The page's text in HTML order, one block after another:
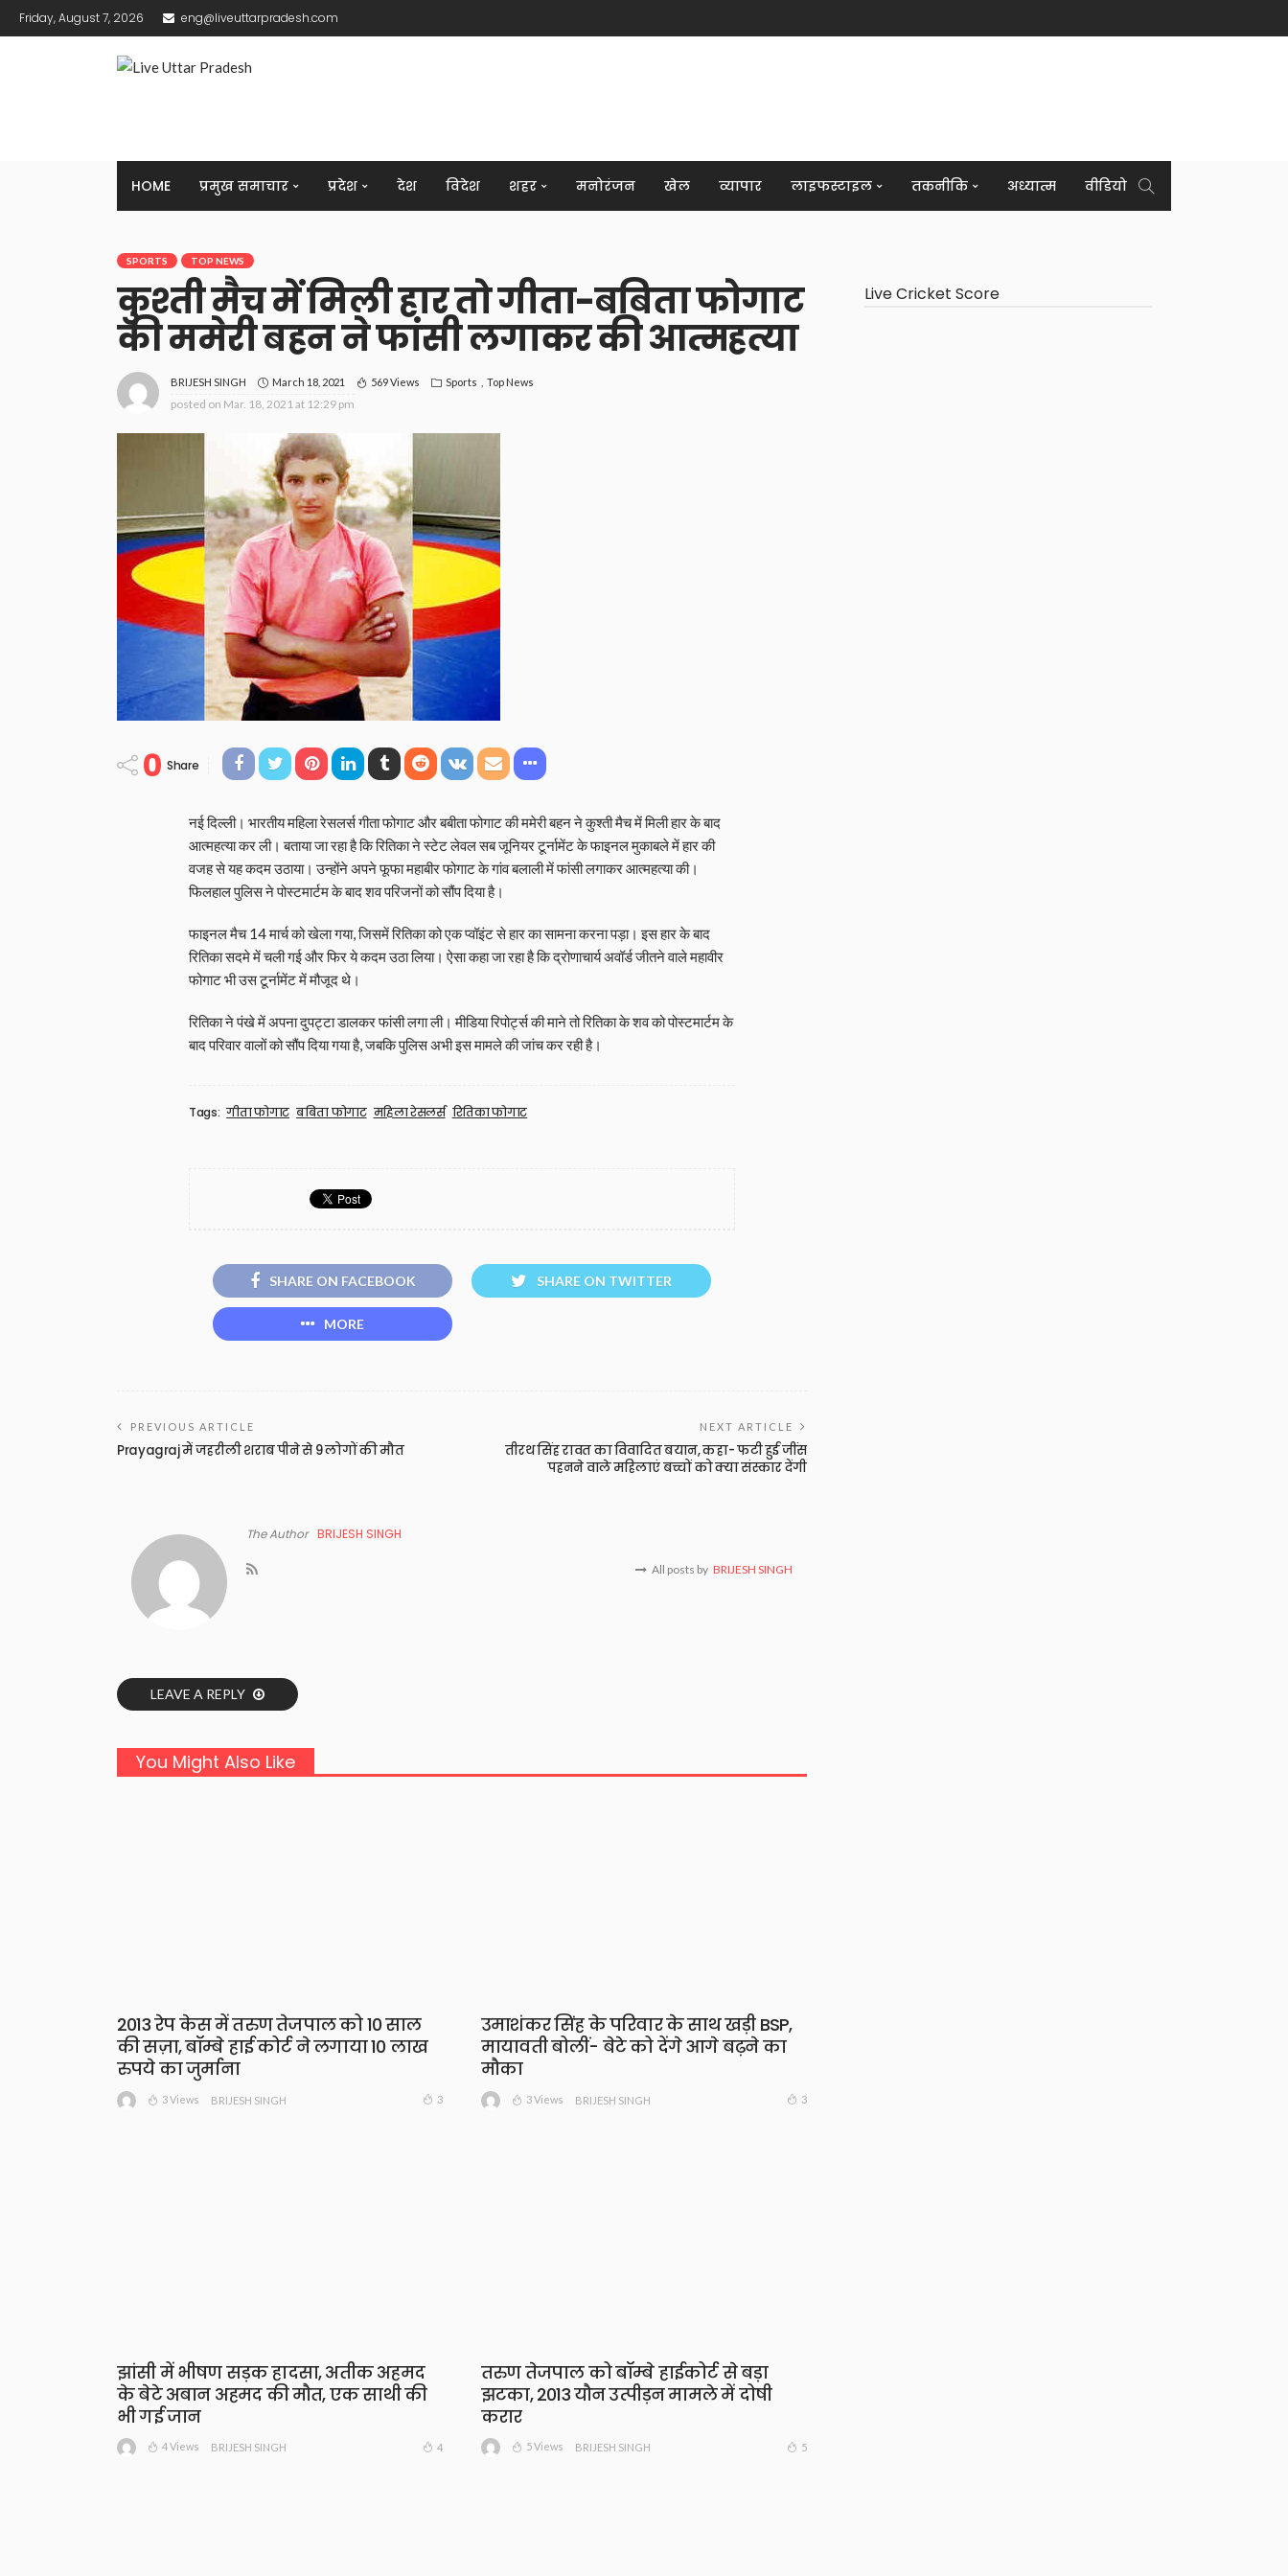
Friday, August 7, 2026 eng@liveuttarpradesh.com
HOME प्रमुख समाचार प्रदेश देश विदेश शहर मनोरंजन खेल व्यापार लाइफस्टाइल तकनीकि अध्यात्म वीडियो
SPORTS TOP NEWS
कुश्ती मैच में मिली हार तो गीता-बबिता फोगाट
की ममेरी बहन ने फांसी लगाकर की आत्महत्या
BRIJESH SINGH March 18, 2021 569 Views Sports Top News
posted on Mar. 18, 2021 at 12:29 pm
0 Share
नई दिल्ली। भारतीय महिला रेसलर्स गीता फोगाट और बबीता फोगाट की ममेरी बहन ने कुश्ती मैच में मिली हार के बाद
आत्महत्या कर ली। बताया जा रहा है कि रितिका ने स्टेट लेवल सब जूनियर टूर्नामेंट के फाइनल मुकाबले में हार की
वजह से यह कदम उठाया। उन्होंने अपने फूफा महाबीर फोगाट के गांव बलाली में फांसी लगाकर आत्महत्या की।
फिलहाल पुलिस ने पोस्‍टमार्टम के बाद शव परिजनों को सौंप दिया है।
फाइनल मैच 14 मार्च को खेला गया, जिसमें रितिका को एक प्वॉइंट से हार का सामना करना पड़ा। इस हार के बाद
रितिका सदमे में चली गई और फिर ये कदम उठा लिया। ऐसा कहा जा रहा है कि द्रोणाचार्य अवॉर्ड जीतने वाले महावीर
फोगाट भी उस टूर्नामेंट में मौजूद थे।
रितिका ने पंखे में अपना दुपट्टा डालकर फांसी लगा ली। मीडिया रिपोर्ट्स की माने तो रितिका के शव को पोस्टमार्टम के
बाद परिवार वालों को सौंप दिया गया है, जबकि पुलिस अभी इस मामले की जांच कर रही है।
Tags: गीता फोगाट बबिता फोगाट महिला रेसलर्स रितिका फोगाट
SHARE ON FACEBOOK SHARE ON TWITTER
MORE
PREVIOUS ARTICLE
Prayagraj में जहरीली शराब पीने से 9 लोगों की मौत
NEXT ARTICLE
तीरथ सिंह रावत का विवादित बयान, कहा- फटी हुई जींस
पहनने वाले महिलाएं बच्चों को क्या संस्कार देंगी
The Author BRIJESH SINGH
All posts by BRIJESH SINGH
LEAVE A REPLY
You Might Also Like
2013 रेप केस में तरुण तेजपाल को 10 साल
की सज़ा, बॉम्बे हाई कोर्ट ने लगाया 10 लाख
रुपये का जुर्माना
3 Views BRIJESH SINGH 3
उमाशंकर सिंह के परिवार के साथ खड़ी BSP,
मायावती बोलीं- बेटे को देंगे आगे बढ़ने का
मौका
3 Views BRIJESH SINGH 3
झांसी में भीषण सड़क हादसा, अतीक अहमद
के बेटे अबान अहमद की मौत, एक साथी की
भी गई जान
4 Views BRIJESH SINGH 4
तरुण तेजपाल को बॉम्बे हाईकोर्ट से बड़ा
झटका, 2013 यौन उत्पीड़न मामले में दोषी
करार
5 Views BRIJESH SINGH 5
Live Cricket Score